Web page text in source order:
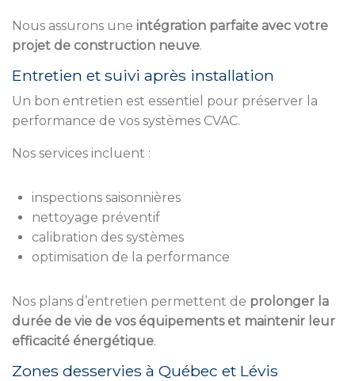
Nous assurons une intégration parfaite avec votre
projet de construction neuve.
Entretien et suivi après installation
Un bon entretien est essentiel pour préserver la
performance de vos systèmes CVAC.
Nos services incluent :
inspections saisonnières
nettoyage préventif
calibration des systèmes
optimisation de la performance
Nos plans d’entretien permettent de prolonger la
durée de vie de vos équipements et maintenir leur
efficacité énergétique.
Zones desservies à Québec et Lévis